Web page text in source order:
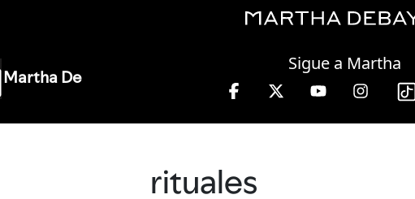
Sigue a Martha
Debayle en W, lunes a viernes de 10 a 13 hrs.
rituales